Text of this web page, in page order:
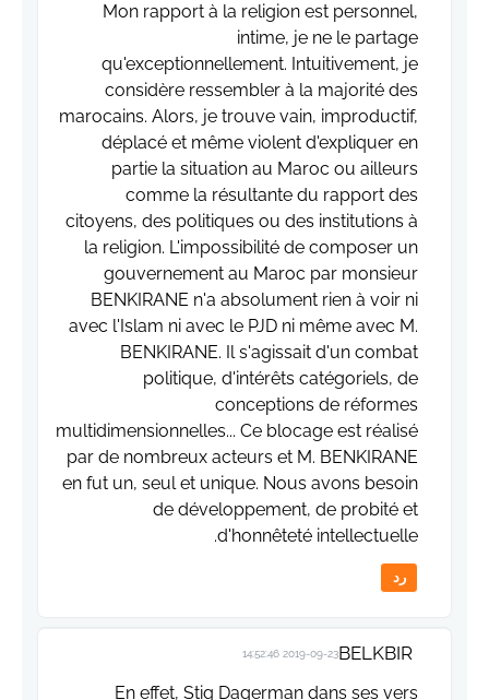
Mon rapport à la religion est personnel,
intime, je ne le partage
qu'exceptionnellement. Intuitivement, je
considère ressembler à la majorité des
marocains. Alors, je trouve vain, improductif,
déplacé et même violent d'expliquer en
partie la situation au Maroc ou ailleurs
comme la résultante du rapport des
citoyens, des politiques ou des institutions à
la religion. L'impossibilité de composer un
gouvernement au Maroc par monsieur
BENKIRANE n'a absolument rien à voir ni
avec l'Islam ni avec le PJD ni même avec M.
BENKIRANE. Il s'agissait d'un combat
politique, d'intérêts catégoriels, de
conceptions de réformes
multidimensionnelles... Ce blocage est réalisé
par de nombreux acteurs et M. BENKIRANE
en fut un, seul et unique. Nous avons besoin
de développement, de probité et
d'honnêteté intellectuelle.
رد
BELKBIR
2019-09-23 14:52:46
En effet, Stig Dagerman dans ses vers